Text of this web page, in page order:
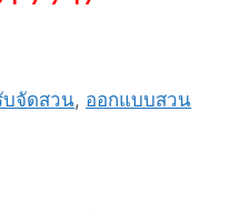
บจัดสวน, ออกแบบสวน